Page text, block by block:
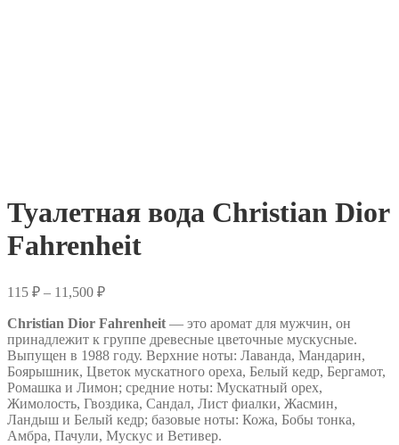
Туалетная вода Christian Dior
Fahrenheit
115 ₽ – 11,500 ₽Диапазон
115 ₽
–
11,500 ₽
Christian Dior Fahrenheit — это аромат для мужчин, он
принадлежит к группе древесные цветочные мускусные.
Выпущен в 1988 году. Верхние ноты: Лаванда, Мандарин,
Боярышник, Цветок мускатного ореха, Белый кедр, Бергамот,
Ромашка и Лимон; средние ноты: Мускатный орех,
Жимолость, Гвоздика, Сандал, Лист фиалки, Жасмин,
Ландыш и Белый кедр; базовые ноты: Кожа, Бобы тонка,
Амбра, Пачули, Мускус и Ветивер.